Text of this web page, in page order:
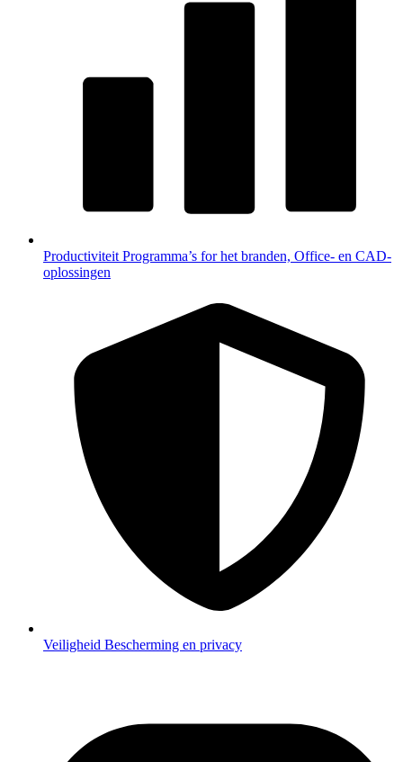
Productiviteit Programma’s for het branden, Office- en CAD-
oplossingen
Veiligheid Bescherming en privacy